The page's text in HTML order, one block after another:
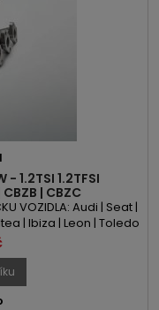
- 1.2TSI 1.2TFSI
| CBZC
VOZIDLA: Audi | Seat |
| Ibiza | Leon | Toledo
| Beetle | Caddy | Golf |
| CBZB | CBZC OBSAH:
| 90PS/66kW |
2009 -